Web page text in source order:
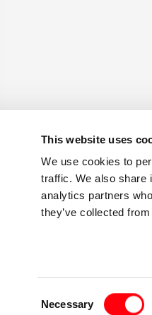
This website uses
We use cookies to
traffic. We also share
analytics partners
they’ve collected
Necessary